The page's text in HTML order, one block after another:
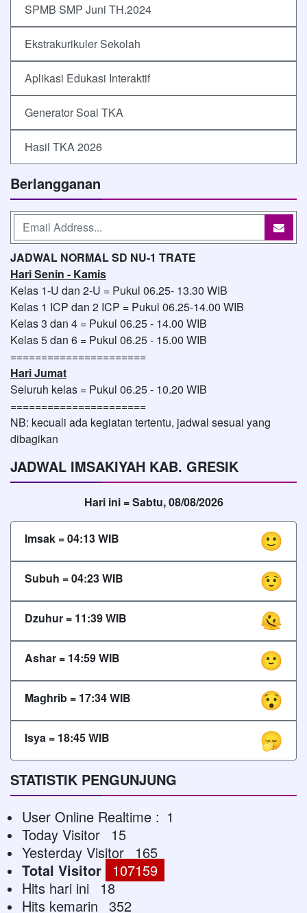
SPMB SMP Juni TH.2024
Ekstrakurikuler Sekolah
Aplikasi Edukasi Interaktif
Generator Soal TKA
Hasil TKA 2026
Berlangganan
JADWAL NORMAL SD NU-1 TRATE
Hari Senin - Kamis
Kelas 1-U dan 2-U = Pukul 06.25- 13.30 WIB
Kelas 1 ICP dan 2 ICP = Pukul 06.25-14.00 WIB
Kelas 3 dan 4 = Pukul 06.25 - 14.00 WIB
Kelas 5 dan 6 = Pukul 06.25 - 15.00 WIB
======================
Hari Jumat
Seluruh kelas = Pukul 06.25 - 10.20 WIB
======================
NB: kecuali ada kegiatan tertentu, jadwal sesuai yang
dibagikan
JADWAL IMSAKIYAH KAB. GRESIK
Hari ini =Sabtu, 08/08/2026
Imsak =04:13WIB
Subuh =04:23WIB
Dzuhur = 11:39WIB
Ashar = 14:59WIB
Maghrib = 17:34WIB
Isya = 18:45WIB
STATISTIK PENGUNJUNG
User Online Realtime : 1
Today Visitor
15
Yesterday Visitor
165
Total Visitor
107159
Hits hari ini
18
Hits kemarin 352